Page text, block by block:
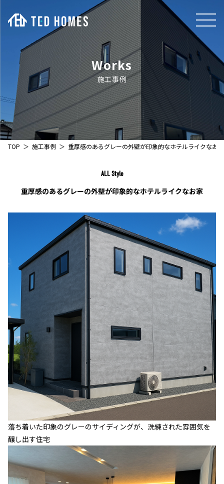
Works
施工事例
TOP 施工事例 重厚感のあるグレーの外壁が印象的なホテルライクなお家
ALL Style
重厚感のあるグレーの外壁が印象的なホテルライクなお家
落ち着いた印象のグレーのサイディングが、洗練された雰囲気を
醸し出す住宅